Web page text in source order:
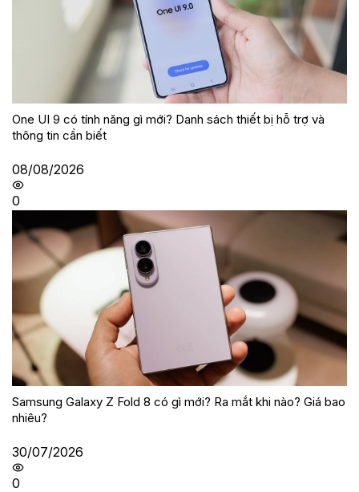
One UI 9 có tính năng gì mới? Danh sách thiết bị hỗ trợ và
thông tin cần biết
08/08/2026
0
Samsung Galaxy Z Fold 8 có gì mới? Ra mắt khi nào? Giá bao
nhiêu?
30/07/2026
0